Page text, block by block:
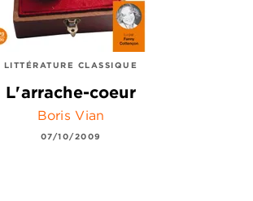
LITTÉRATURE CLASSIQUE
L'arrache-coeur
Boris Vian
07/10/2009